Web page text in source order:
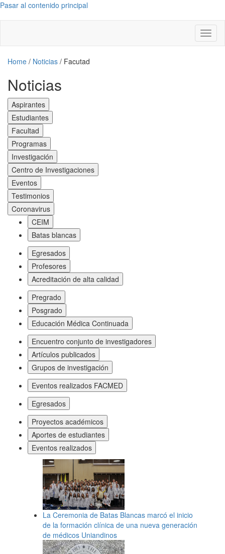
Pasar al contenido principal
Home / Noticias / Facutad
Noticias
Aspirantes
Estudiantes
Facultad
Programas
Investigación
Centro de Investigaciones
Eventos
Testimonios
Coronavirus
CEIM
Batas blancas
Egresados
Profesores
Acreditación de alta calidad
Pregrado
Posgrado
Educación Médica Continuada
Encuentro conjunto de investigadores
Artículos publicados
Grupos de investigación
Eventos realizados FACMED
Egresados
Proyectos académicos
Aportes de estudiantes
Eventos realizados
La Ceremonia de Batas Blancas marcó el inicio
de la formación clínica de una nueva generación
de médicos Uniandinos